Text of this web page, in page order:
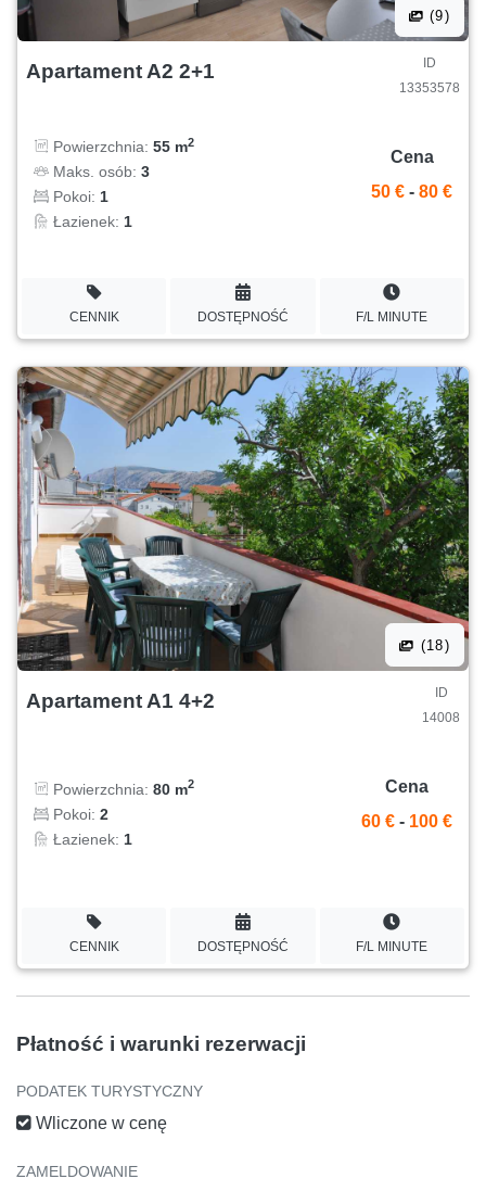
(9)
Apartament A2 2+1
ID
13353578
Powierzchnia: 55 m2
Maks. osób: 3
Pokoi: 1
Łazienek: 1
Cena
50 € - 80 €
CENNIK DOSTĘPNOŚĆ F/L MINUTE
(18)
Apartament A1 4+2
ID
14008
Powierzchnia: 80 m2
Pokoi: 2
Łazienek: 1
Cena
60 € - 100 €
CENNIK DOSTĘPNOŚĆ F/L MINUTE
Płatność i warunki rezerwacji
PODATEK TURYSTYCZNY
Wliczone w cenę
ZAMELDOWANIE